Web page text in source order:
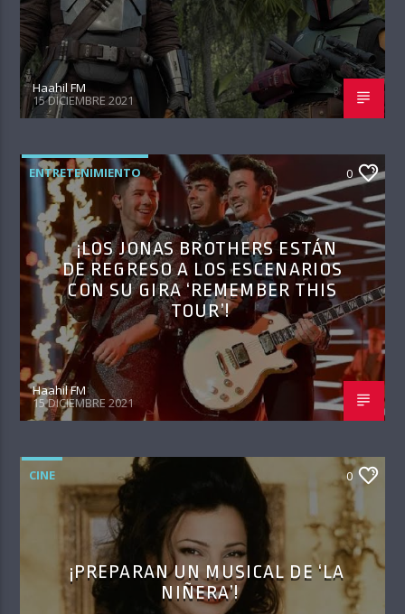
Haahil FM
15 DICIEMBRE 2021
ENTRETENIMIENTO 0
¡LOS JONAS BROTHERS ESTÁN
DE REGRESO A LOS ESCENARIOS
CON SU GIRA ‘REMEMBER THIS
TOUR’!
Haahil FM
15 DICIEMBRE 2021
CINE 0
¡PREPARAN UN MUSICAL DE ‘LA
NIÑERA’!